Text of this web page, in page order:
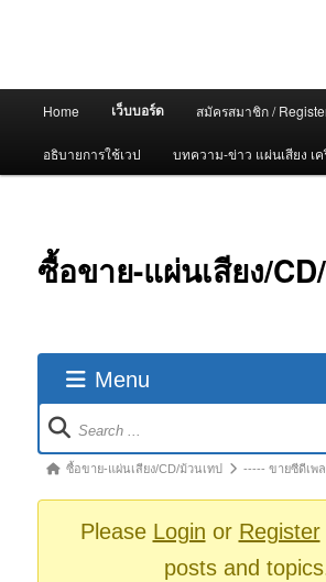
Home เว็บบอร์ด สมัครสมาชิก /
อธิบายการใช้เวป บทความ-ข่าว แผ่นเสียง เค
ซื้อขาย-แผ่นเสียง/
Menu
Forum
Navigation
Forumซื้อขาย-แผ่นเสียง/CD/ม้วนเทป ----- ขายซีดีเพล
Please Login or Register
posts and